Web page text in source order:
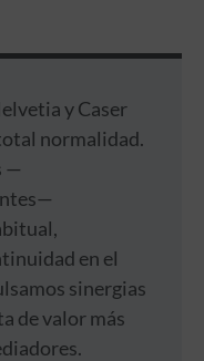
y Caser
normalidad.
—
en el
sinergias
de valor más